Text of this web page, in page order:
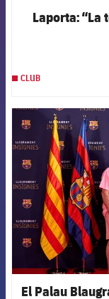
Laporta: “La
CLUB
El Palau